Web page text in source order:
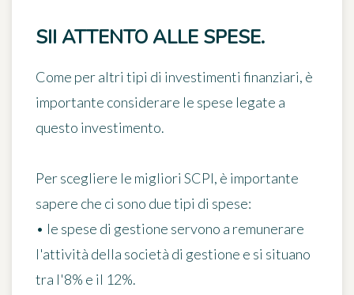
SII ATTENTO ALLE SPESE.
Come per altri tipi di investimenti finanziari, è
importante considerare le spese legate a
questo investimento.
Per scegliere le migliori SCPI, è importante
sapere che ci sono due tipi di spese:
• le spese di gestione servono a remunerare
l'attività della società di gestione e si situano
tra l'8% e il 12%.